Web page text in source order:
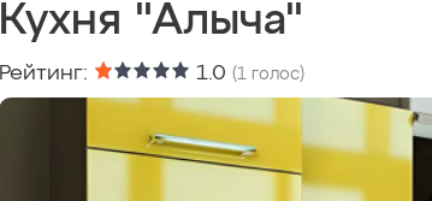
Кухня "Алыча"
Рейтинг: 1.0 (1 голос)